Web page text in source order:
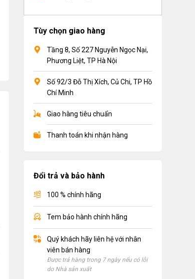
Tùy chọn giao hàng
Tầng 8, Số 227 Nguyễn Ngọc Nại,
Phương Liệt, TP Hà Nội
Số 92/3 Đỗ Thị Xích, Củ Chi, TP Hồ
Chí Minh
Giao hàng tiêu chuẩn
Thanh toán khi nhận hàng
Đổi trả và bảo hành
100 % chính hãng
Tem bảo hành chính hãng
Quý khách hãy liên hệ với nhân
viên bán hàng
Được trả hàng trong 7 ngày nếu có lỗi
do Nhà sản xuất